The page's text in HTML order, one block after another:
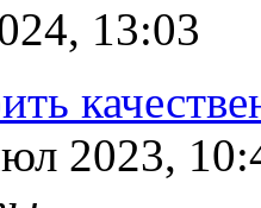
13:03
2023,